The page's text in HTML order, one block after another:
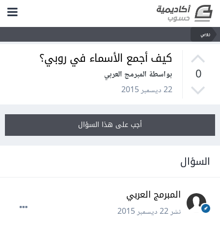
روبي
0
كيف أجمع الأسماء في روبي؟
بواسطة المبرمج العربي
22 ديسمبر 2015
أجب على هذا السؤال
السؤال
المبرمج العربي
نشر22 ديسمبر 2015